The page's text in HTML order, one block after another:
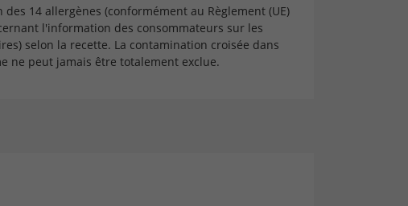
14 allergènes (conformément au Règlement (UE)
l'information des consommateurs sur les
selon la recette. La contamination croisée dans
ne peut jamais être totalement exclue.